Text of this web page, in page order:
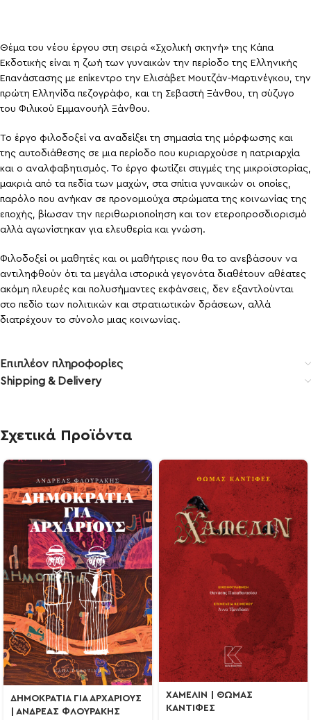
Θέμα του νέου έργου στη σειρά «Σχολική σκηνή» της Κάπα
Εκδοτικής είναι η ζωή των γυναικών την περίοδο της Ελληνικής
Επανάστασης με επίκεντρο την Ελισάβετ Μουτζάν-Μαρτινέγκου, την
πρώτη Ελληνίδα πεζογράφο, και τη Σεβαστή Ξάνθου, τη σύζυγο
του Φιλικού Εμμανουήλ Ξάνθου.
Το έργο φιλοδοξεί να αναδείξει τη σημασία της μόρφωσης και
της αυτοδιάθεσης σε μια περίοδο που κυριαρχούσε η πατριαρχία
και ο αναλφαβητισμός. Το έργο φωτίζει στιγμές της μικροϊστορίας,
μακριά από τα πεδία των μαχών, στα σπίτια γυναικών οι οποίες,
παρόλο που ανήκαν σε προνομιούχα στρώματα της κοινωνίας της
εποχής, βίωσαν την περιθωριοποίηση και τον ετεροπροσδιορισμό
αλλά αγωνίστηκαν για ελευθερία και γνώση.
Φιλοδοξεί οι μαθητές και οι μαθήτριες που θα το ανεβάσουν να
αντιληφθούν ότι τα μεγάλα ιστορικά γεγονότα διαθέτουν αθέατες
ακόμη πλευρές και πολυσήμαντες εκφάνσεις, δεν εξαντλούνται
στο πεδίο των πολιτικών και στρατιωτικών δράσεων, αλλά
διατρέχουν το σύνολο μιας κοινωνίας.
Επιπλέον πληροφορίες
Shipping & Delivery
Σχετικά Προϊόντα
ΔΗΜΟΚΡΑΤΙΑ ΓΙΑ ΑΡΧΑΡΙΟΥΣ
| ΑΝΔΡΕΑΣ ΦΛΟΥΡΑΚΗΣ
ΧΑΜΕΛΙΝ | ΘΩΜΑΣ
ΚΑΝΤΙΦΕΣ